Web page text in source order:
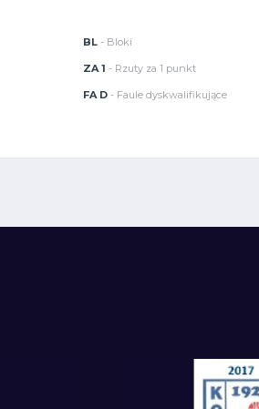
BL - Bloki
ZA 1 - Rzuty za 1 punkt
FA D - Faule dyskwalifikujące